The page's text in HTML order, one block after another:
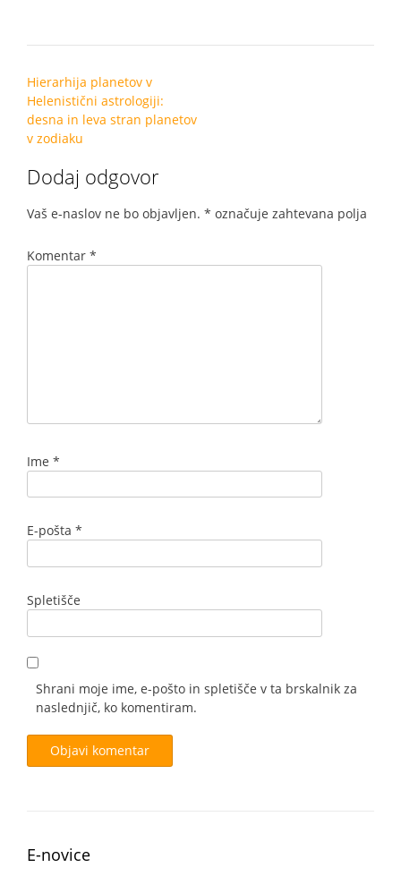
Post
navigation
Hierarhija planetov v
Helenistični astrologiji:
desna in leva stran planetov
v zodiaku
Dodaj odgovor
Vaš e-naslov ne bo objavljen. * označuje zahtevana polja
Komentar *
Ime *
E-pošta *
Spletišče
Shrani moje ime, e-pošto in spletišče v ta brskalnik za
naslednjič, ko komentiram.
E-novice